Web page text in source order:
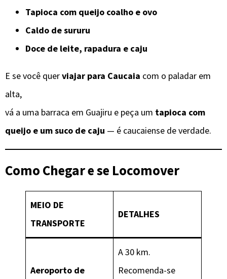
Tapioca com queijo coalho e ovo
Caldo de sururu
Doce de leite, rapadura e caju
E se você querviajar para Caucaia com o paladar em
alta,
vá a uma barraca em Guajiru e peça um tapioca com
queijo e um suco de caju — é caucaiense de verdade.
Como Chegar e se Locomover
MEIO DE
TRANSPORTE
DETALHES
Aeroporto de
A 30 km.
Recomenda-se